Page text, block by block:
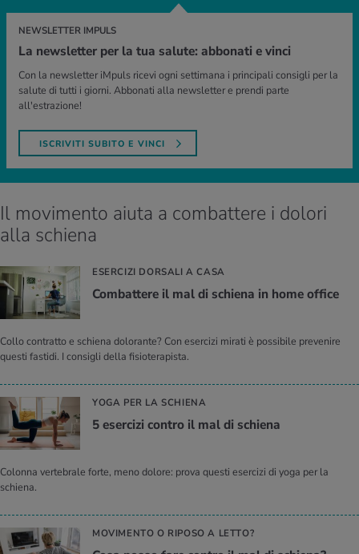
NEWSLETTER IMPULS
La newsletter per la tua salute: abbonati e vinci
Con la newsletter iMpuls ricevi ogni settimana i principali consigli per la
salute di tutti i giorni. Abbonati alla newsletter e prendi parte
all'estrazione!
ISCRIVITI SUBITO E VINCI
Il movimento aiuta a combattere i dolori
alla schiena
ESERCIZI DORSALI A CASA
Com­bat­te­re il mal di schie­na in home of­fi­ce
Collo contratto e schiena dolorante? Con esercizi mirati è possibile prevenire
questi fastidi. I consigli della fisioterapista.
YOGA PER LA SCHIENA
5 eser­ci­zi con­tro il mal di schie­na
Colonna vertebrale forte, meno dolore: prova questi esercizi di yoga per la
schiena.
MOVIMENTO O RIPOSO A LETTO?